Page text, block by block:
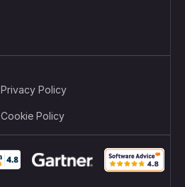
Privacy Policy
Cookie Policy